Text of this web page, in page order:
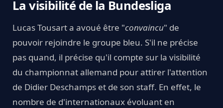
La visibilité de la Bundesliga
Lucas Tousart a avoué être "convaincu" de
pouvoir rejoindre le groupe bleu. S'il ne précise
pas quand, il précise qu'il compte sur la visibilité
du championnat allemand pour attirer l'attention
de Didier Deschamps et de son staff. En effet, le
nombre de d'internationaux évoluant en